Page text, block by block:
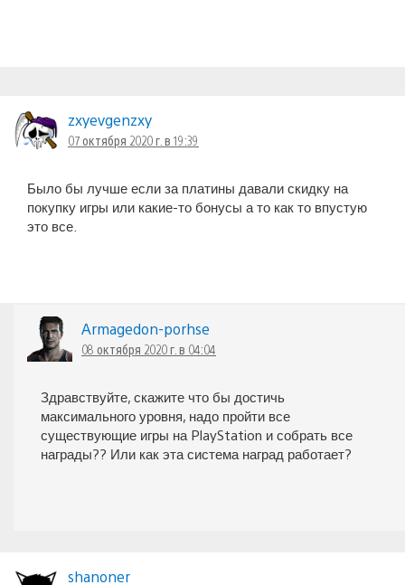
zxyevgenzxy
07 октября 2020 г. в 19:39
Было бы лучше если за платины давали скидку на
покупку игры или какие-то бонусы а то как то впустую
это все.
Armagedon-porhse
08 октября 2020 г. в 04:04
Здравствуйте, скажите что бы достичь
максимального уровня, надо пройти все
существующие игры на PlayStation и собрать все
награды?? Или как эта система наград работает?
shanoner